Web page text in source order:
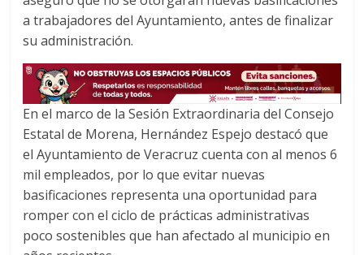
a trabajadores del Ayuntamiento, antes de finalizar
su administración.
En el marco de la Sesión Extraordinaria del Consejo
Estatal de Morena, Hernández Espejo destacó que
el Ayuntamiento de Veracruz cuenta con al menos 6
mil empleados, por lo que evitar nuevas
basificaciones representa una oportunidad para
romper con el ciclo de prácticas administrativas
poco sostenibles que han afectado al municipio en